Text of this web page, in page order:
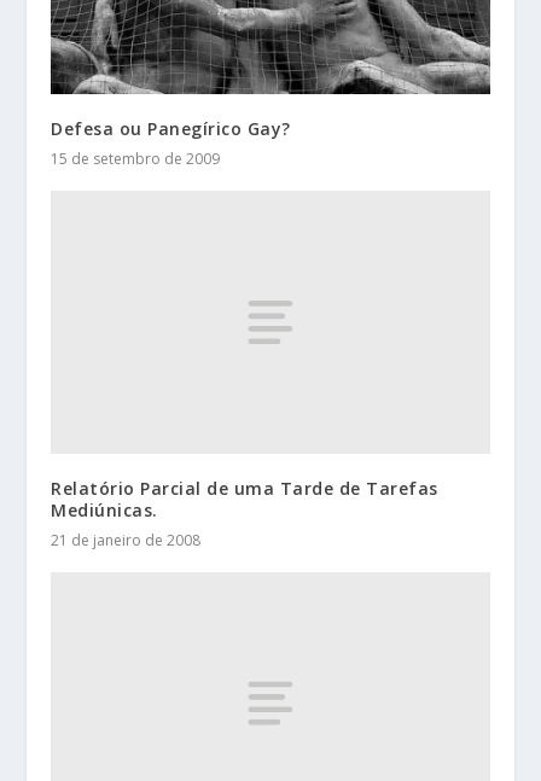
Defesa ou Panegírico Gay?
15 de setembro de 2009
Relatório Parcial de uma Tarde de Tarefas
Mediúnicas.
21 de janeiro de 2008